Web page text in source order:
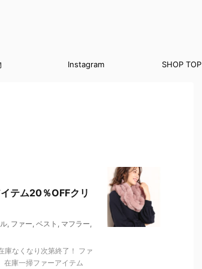
Instagram SHOP TOP
テム20％OFFクリ
, ファー, ベスト , マフラー,
庫なくなり次第終了！ ファ
在庫一掃ファーアイテム